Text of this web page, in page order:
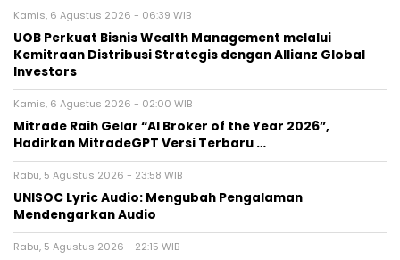
Kamis, 6 Agustus 2026 - 06:39 WIB
UOB Perkuat Bisnis Wealth Management melalui
Kemitraan Distribusi Strategis dengan Allianz Global
Investors
Kamis, 6 Agustus 2026 - 02:00 WIB
Mitrade Raih Gelar “AI Broker of the Year 2026”,
Hadirkan MitradeGPT Versi Terbaru …
Rabu, 5 Agustus 2026 - 23:58 WIB
UNISOC Lyric Audio: Mengubah Pengalaman
Mendengarkan Audio
Rabu, 5 Agustus 2026 - 22:15 WIB